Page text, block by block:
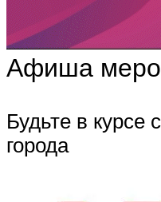
Афиша
Будьте в курсе
города